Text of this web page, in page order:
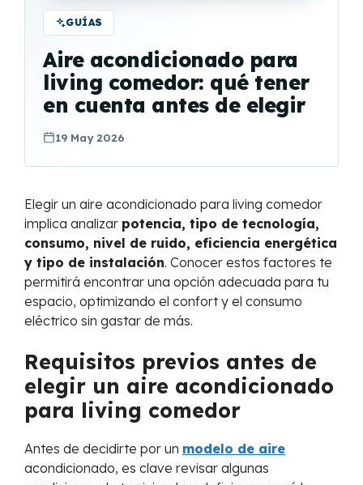
GUÍAS
Aire acondicionado para
living comedor: qué tener
en cuenta antes de elegir
19 May 2026
Elegir un aire acondicionado para living comedor
implica analizar potencia, tipo de tecnología,
consumo, nivel de ruido, eficiencia energética
y tipo de instalación. Conocer estos factores te
permitirá encontrar una opción adecuada para tu
espacio, optimizando el confort y el consumo
eléctrico sin gastar de más.
Requisitos previos antes de
elegir un aire acondicionado
para living comedor
Antes de decidirte por un modelo de aire
acondicionado, es clave revisar algunas